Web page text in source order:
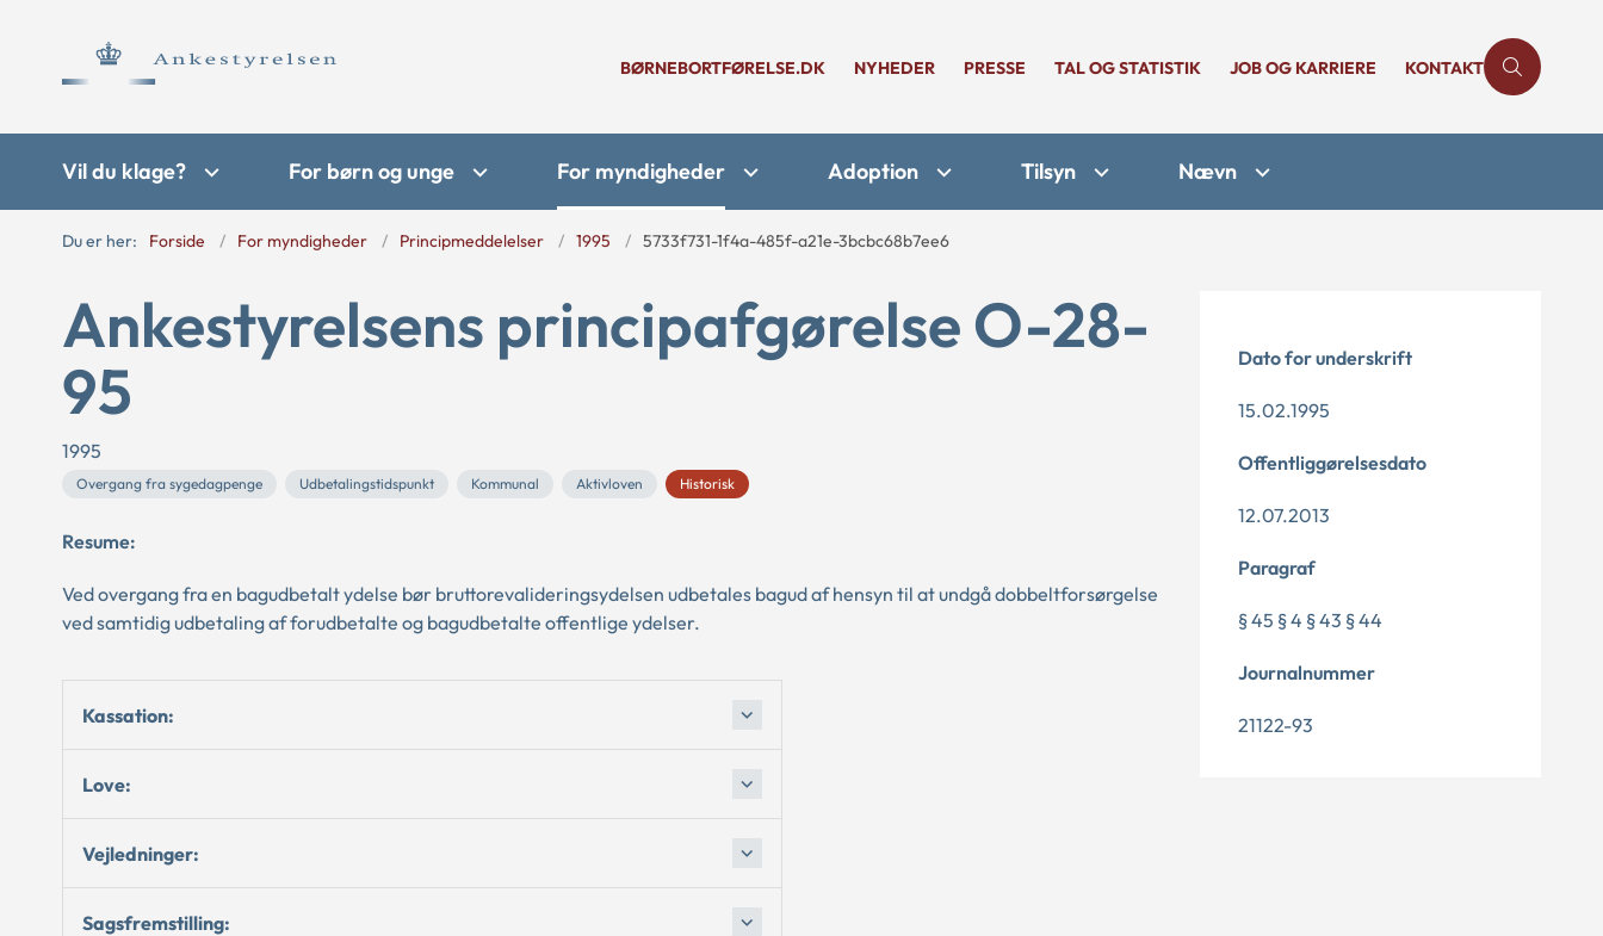
BØRNEBORTFØRELSE.DK NYHEDER PRESSE TAL OG STATISTIK JOB OG KARRIERE KONTAKT
Vil du klage? For børn og unge For myndigheder Adoption Tilsyn Nævn
Du er her: Forside For myndigheder Principmeddelelser 1995 5733f731-1f4a-485f-a21e-3bcbc68b7ee6
Ankestyrelsens principafgørelse O-28-
95
1995
Overgang fra sygedagpenge Udbetalingstidspunkt Kommunal Aktivloven Historisk
Resume:
Ved overgang fra en bagudbetalt ydelse bør bruttorevalideringsydelsen udbetales bagud af hensyn til at undgå dobbeltforsørgelse
ved samtidig udbetaling af forudbetalte og bagudbetalte offentlige ydelser.
Kassation:
Love:
Vejledninger:
Sagsfremstilling:
Dato for underskrift
15.02.1995
Offentliggørelsesdato
12.07.2013
Paragraf
§ 45 § 4 § 43 § 44
Journalnummer
21122-93